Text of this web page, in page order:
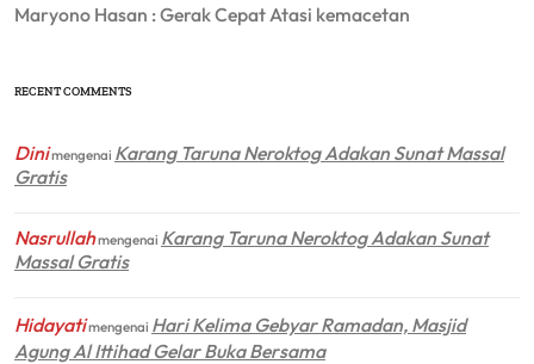
Maryono Hasan : Gerak Cepat Atasi kemacetan
RECENT COMMENTS
Dinimengenai Karang Taruna Neroktog Adakan Sunat Massal
Gratis
Nasrullahmengenai Karang Taruna Neroktog Adakan Sunat
Massal Gratis
Hidayatimengenai Hari Kelima Gebyar Ramadan, Masjid
Agung Al Ittihad Gelar Buka Bersama